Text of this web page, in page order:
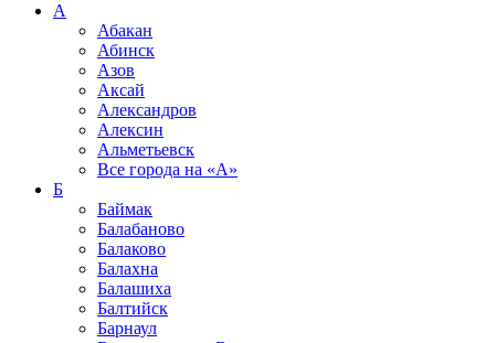
А
Абакан
Абинск
Азов
Аксай
Александров
Алексин
Альметьевск
Все города на «А»
Б
Баймак
Балабаново
Балаково
Балахна
Балашиха
Балтийск
Барнаул